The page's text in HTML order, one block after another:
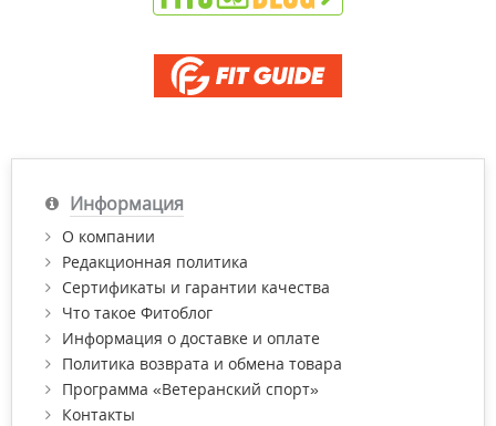
Информация
О компании
Редакционная политика
Сертификаты и гарантии качества
Что такое Фитоблог
Информация о доставке и оплате
Политика возврата и обмена товара
Программа «Ветеранский спорт»
Контакты